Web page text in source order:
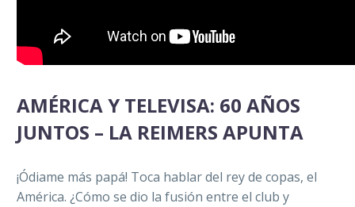
AMÉRICA Y TELEVISA: 60 AÑOS
JUNTOS – LA REIMERS APUNTA
¡Ódiame más papá! Toca hablar del rey de copas, el
América. ¿Cómo se dio la fusión entre el club y